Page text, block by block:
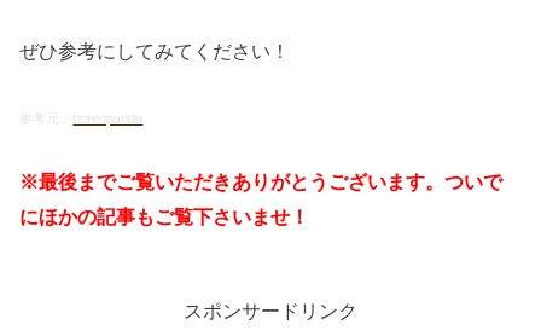
ぜひ参考にしてみてください！
参考元： boredpanda
※最後までご覧いただきありがとうございます。ついで
にほかの記事もご覧下さいませ！
スポンサードリンク